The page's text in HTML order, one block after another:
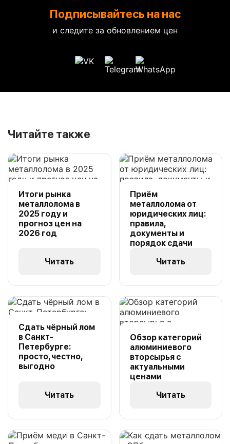
Подписывайтесь на нас
и следите за обновлением цен
Читайте также
Итоги рынка
металлолома в
2025 году и
прогноз цен на
2026 год
Читать
Приём
металлолома от
юридических лиц:
правила,
документы и
порядок сдачи
Читать
Сдать чёрный лом
в Санкт-
Петербурге:
просто, честно,
выгодно
Читать
Обзор категорий
алюминиевого
вторсырья с
актуальными
ценами
Читать